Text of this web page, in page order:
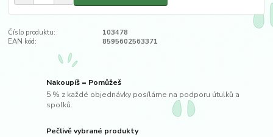
Číslo produktu:
103478
EAN kód:
8595602563371
Nakoupíš = Pomůžeš
5 % z každé objednávky posíláme na podporu útulků a
spolků.
Pečlivě vybrané produkty